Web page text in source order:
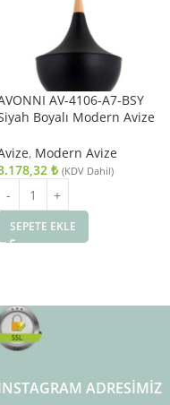
AV-4106-A7-BSY
Boyalı Modern Avize
, Modern Avize
₺ (KDV Dahil)
SEPETE EKLE
ADRESIMIZ